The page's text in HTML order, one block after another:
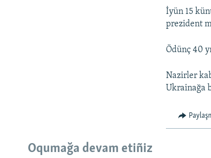
İyün 15
prezident
Ödünç 40
Nazirler
Ukrainağa
Oqumağa devam etiñiz